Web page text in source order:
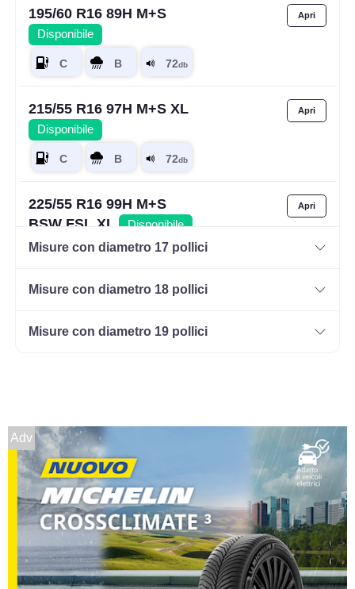
195/60 R16 89H M+S
Disponibile
215/55 R16 97H M+S XL
Disponibile
225/55 R16 99H M+S
BSW FSL XL
Disponibile
Misure con diametro 17 pollici
Misure con diametro 18 pollici
Misure con diametro 19 pollici
Adv